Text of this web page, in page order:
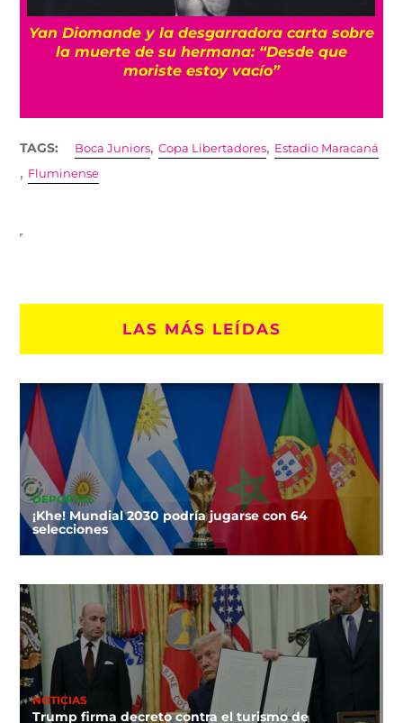
¡Imparables! México firma su mejor
participación en Juegos Centroamericanos
con récord de medallas
TAGS: Boca Juniors,Copa Libertadores, Estadio Maracaná
, Fluminense
LAS MÁS LEÍDAS
DEPORTES
¡Khe! Mundial 2030 podría jugarse con 64
selecciones
NOTICIAS
Trump firma decreto contra el turismo de